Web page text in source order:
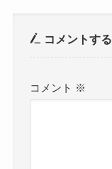
コメントする
コメント ※